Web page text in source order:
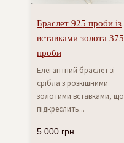
Браслет 925 проби із
вставками золота 375
проби
Елегантний браслет зі
срібла з розкішними
золотими вставками, що
підкреслить...
5 000 грн.